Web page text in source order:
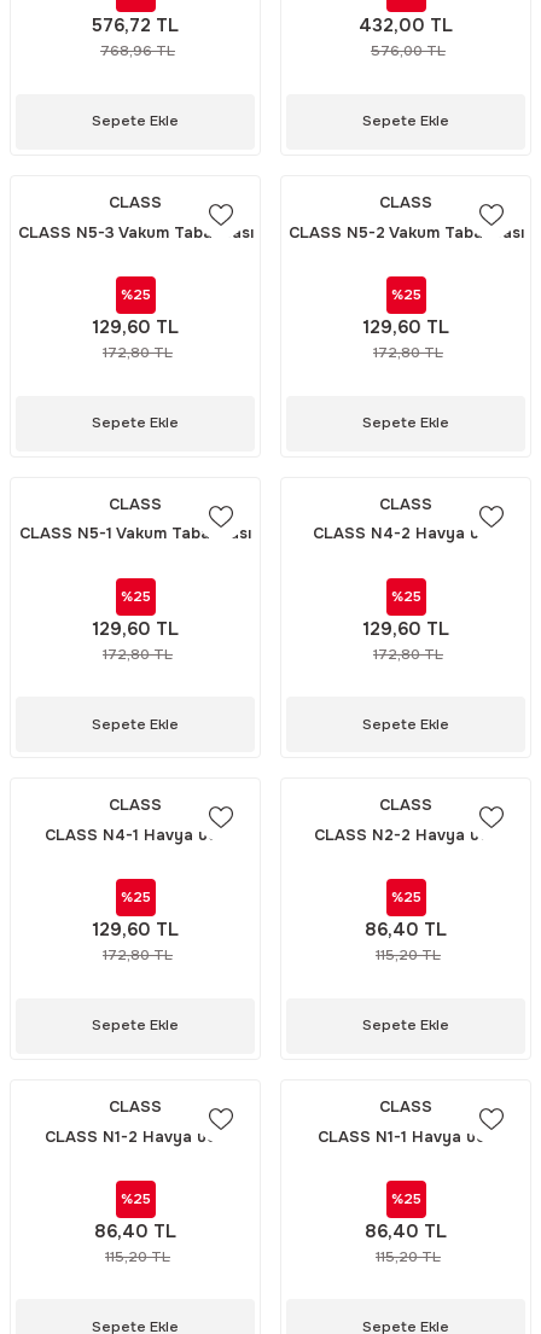
576,72 TL
768,96 TL
Sepete Ekle
432,00 TL
576,00 TL
Sepete Ekle
CLASS
CLASS N5-3 Vakum Tabancası
%25
129,60 TL
172,80 TL
Sepete Ekle
CLASS
CLASS N5-2 Vakum Tabancası
%25
129,60 TL
172,80 TL
Sepete Ekle
CLASS
CLASS N5-1 Vakum Tabancası
%25
129,60 TL
172,80 TL
Sepete Ekle
CLASS
CLASS N4-2 Havya ucu
%25
129,60 TL
172,80 TL
Sepete Ekle
CLASS
CLASS N4-1 Havya ucu
%25
129,60 TL
172,80 TL
Sepete Ekle
CLASS
CLASS N2-2 Havya ucu
%25
86,40 TL
115,20 TL
Sepete Ekle
CLASS
CLASS N1-2 Havya ucu
%25
86,40 TL
115,20 TL
Sepete Ekle
CLASS
CLASS N1-1 Havya ucu
%25
86,40 TL
115,20 TL
Sepete Ekle